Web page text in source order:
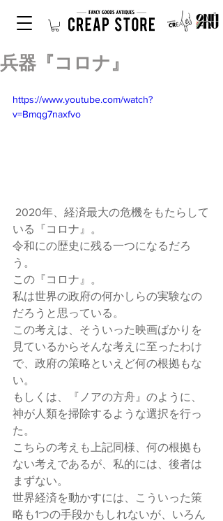
兵器『コロナ』
https://www.youtube.com/watch?
v=Bmqg7naxfvo
いる『コロナ』。
令和にの歴史に残る一つになるだろ
う。
この『コロナ』。
私は世界の政府の何かしらの実験なの
だろうと思っている。
この考えは、そういった映画ばかりを
見ているからそんな考えに至ったわけ
で、政府の策略といえど何の根拠もな
い。
もしくは、『ノアの方舟』のように、
神が人類を掃除するような選択を行っ
た。
こちらの考えも上記同様、何の根拠も
ない考えであるが、私的には、後者は
まずない。
世界経済を動かすには、こういった策
略も1つの手段かもしれないが、いろん